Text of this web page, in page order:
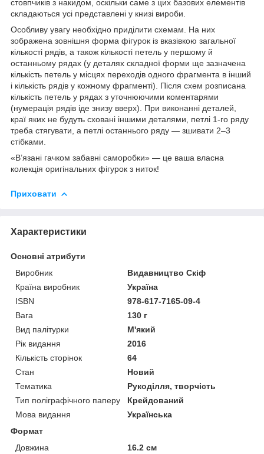
стовпчиків з накидом, оскільки саме з цих базових елементів
складаються усі представлені у книзі вироби.
Особливу увагу необхідно приділити схемам. На них
зображена зовнішня форма фігурок із вказівкою загальної
кількості рядів, а також кількості петель у першому й
останньому рядах (у деталях складної форми ще зазначена
кількість петель у місцях переходів одного фрагмента в інший
і кількість рядів у кожному фрагменті). Після схем розписана
кількість петель у рядах з уточнюючими коментарями
(нумерація рядів іде знизу вверх). При виконанні деталей,
краї яких не будуть сховані іншими деталями, петлі 1-го ряду
треба стягувати, а петлі останнього ряду — зшивати 2–3
стібками.
«В’язані гачком забавні саморобки» — це ваша власна
колекція оригінальних фігурок з ниток!
Приховати
Характеристики
Основні атрибути
Виробник
Видавництво Скіф
Країна виробник
Україна
ISBN
978-617-7165-09-4
Вага
130 г
Вид палітурки
М'який
Рік видання
2016
Кількість сторінок
64
Стан
Новий
Тематика
Рукоділля, творчість
Тип поліграфічного паперу
Крейдований
Мова видання
Українська
Формат
Довжина
16.2 см